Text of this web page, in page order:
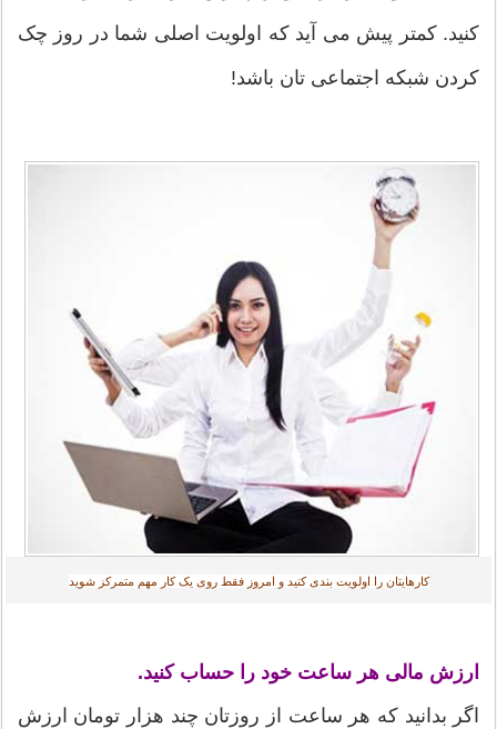
کنید. کمتر پیش می آید که اولویت اصلی شما در روز چک
کردن شبکه اجتماعی تان باشد!
کارهایتان را اولویت بندی کنید و امروز فقط روی یک کار مهم متمرکز شوید‎
ارزش مالی هر ساعت خود را حساب کنید.
اگر بدانید که هر ساعت از روزتان چند هزار تومان ارزش